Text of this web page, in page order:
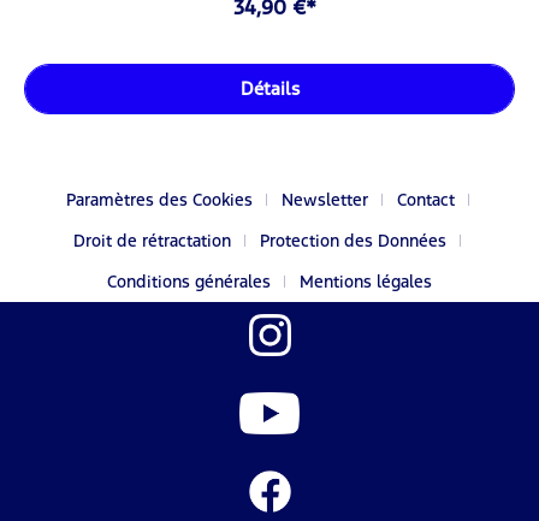
34,90 €*
Détails
Paramètres des Cookies Newsletter
Contact
Droit de rétractation
Protection des Données
Conditions générales
Mentions légales